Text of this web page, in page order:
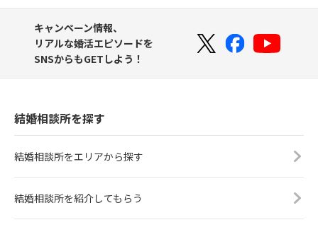
キャンペーン情報、
リアルな婚活エピソードを
SNSからもGETしよう！
結婚相談所を探す
結婚相談所をエリアから探す
結婚相談所を紹介してもらう